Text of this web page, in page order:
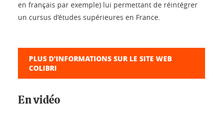
en français par exemple) lui permettant de réintégrer
un cursus d’études supérieures en France.
PLUS D'INFORMATIONS SUR LE SITE WEB
COLIBRI
En vidéo